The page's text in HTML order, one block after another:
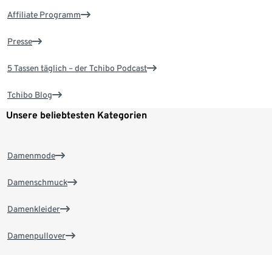
Affiliate Programm
Presse
5 Tassen täglich – der Tchibo Podcast
Tchibo Blog
Unsere beliebtesten Kategorien
Damenmode
Damenschmuck
Damenkleider
Damenpullover